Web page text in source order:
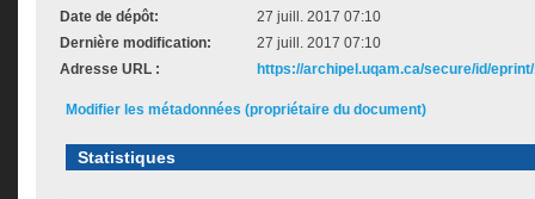
Date de dépôt:
27 juill. 2017 07:10
Dernière modification:
27 juill. 2017 07:10
Adresse URL :
https://archipel.uqam.ca/secure/id/
Modifier les métadonnées (propriétaire du document)
Statistiques